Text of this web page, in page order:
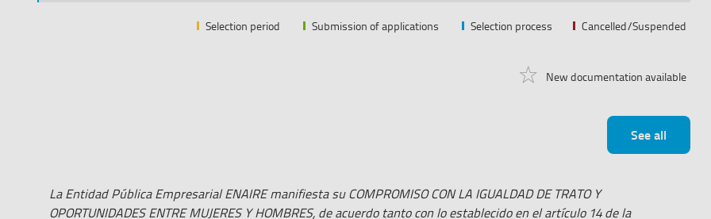
Selection period Submission of applications Selection process Cancelled/Suspended
New documentation available
See all
La Entidad Pública Empresarial ENAIRE manifiesta su COMPROMISO CON LA IGUALDAD DE TRATO Y
OPORTUNIDADES ENTRE MUJERES Y HOMBRES, de acuerdo tanto con lo establecido en el artículo 14 de la